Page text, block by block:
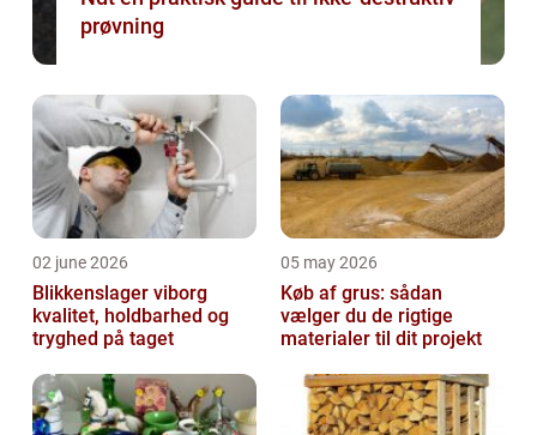
prøvning
02 june 2026
Blikkenslager viborg
kvalitet, holdbarhed og
tryghed på taget
05 may 2026
Køb af grus: sådan
vælger du de rigtige
materialer til dit projekt